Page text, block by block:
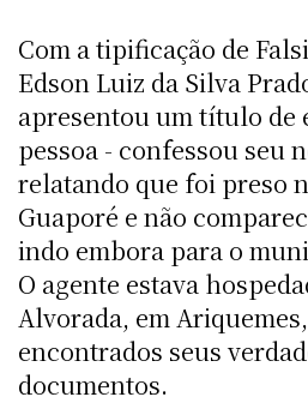
Com a tipificação de
Edson Luiz da Silva
apresentou um título de
pessoa - confessou seu
relatando que foi preso
Guaporé e não
indo embora para o
O agente estava
Alvorada, em
encontrados seus
documentos.